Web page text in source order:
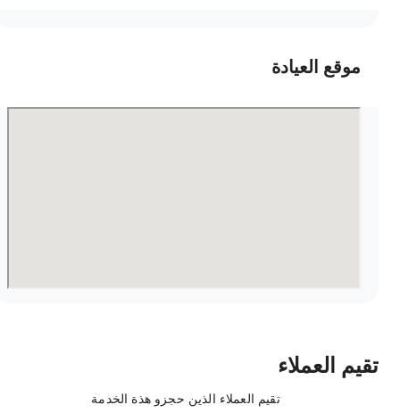
موقع العيادة
العملاء
تقيم العملاء الذين حجزو هذة الخدمة